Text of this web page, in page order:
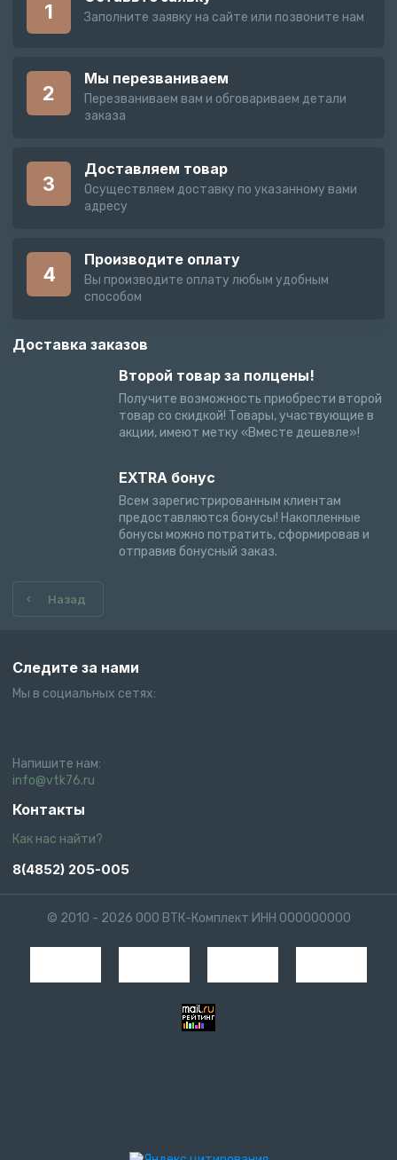
1 Заполните заявку на сайте или позвоните нам
2
Мы перезваниваем
Перезваниваем вам и обговариваем детали
заказа
3
Доставляем товар
Осуществляем доставку по указанному вами
адресу
4
Производите оплату
Вы производите оплату любым удобным
способом
Доставка заказов
Второй товар за полцены!
Получите возможность приобрести второй
товар со скидкой! Товары, участвующие в
акции, имеют метку «Вместе дешевле»!
EXTRA бонус
Всем зарегистрированным клиентам
предоставляются бонусы! Накопленные
бонусы можно потратить, сформировав и
отправив бонусный заказ.
Назад
Следите за нами
Мы в социальных сетях:
Напишите нам:
info@vtk76.ru
Контакты
Как нас найти?
8(4852) 205-005
© 2010 - 2026 ООО ВТК-Комплект ИНН 000000000